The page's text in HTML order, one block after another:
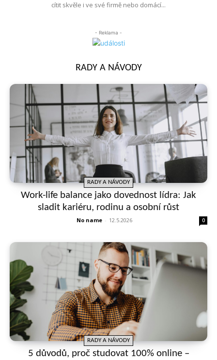
cítit skvěle i ve své firmě nebo domácí...
- Reklama -
RADY A NÁVODY
RADY A NÁVODY
Work-life balance jako dovednost lídra: Jak
sladit kariéru, rodinu a osobní růst
No name - 12.5.2026 0
RADY A NÁVODY
5 důvodů, proč studovat 100% online –